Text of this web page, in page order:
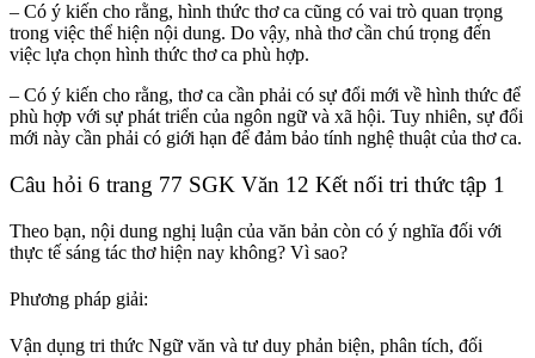
– Có ý kiến cho rằng, hình thức thơ ca cũng có vai trò quan trọng
trong việc thể hiện nội dung. Do vậy, nhà thơ cần chú trọng đến
việc lựa chọn hình thức thơ ca phù hợp.
– Có ý kiến cho rằng, thơ ca cần phải có sự đổi mới về hình thức để
phù hợp với sự phát triển của ngôn ngữ và xã hội. Tuy nhiên, sự đổi
mới này cần phải có giới hạn để đảm bảo tính nghệ thuật của thơ ca.
Câu hỏi 6 trang 77 SGK Văn 12 Kết nối tri thức tập 1
Theo bạn, nội dung nghị luận của văn bản còn có ý nghĩa đối với
thực tế sáng tác thơ hiện nay không? Vì sao?
Phương pháp giải:
Vận dụng tri thức Ngữ văn và tư duy phản biện, phân tích, đối